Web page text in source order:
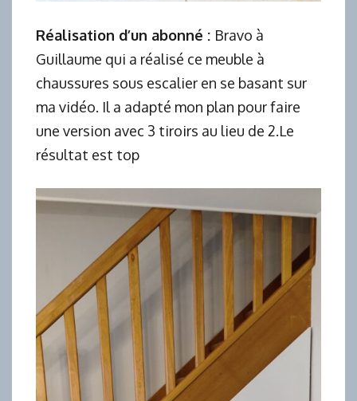
Réalisation d’un abonné : Bravo à
Guillaume qui a réalisé ce meuble à
chaussures sous escalier en se basant sur
ma vidéo. Il a adapté mon plan pour faire
une version avec 3 tiroirs au lieu de 2.Le
résultat est top